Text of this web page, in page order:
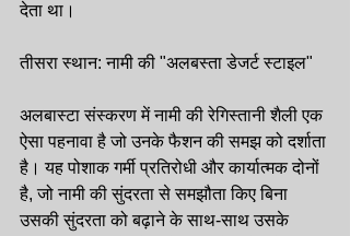
देता था।
तीसरा स्थान: नामी की "अलबस्ता डेजर्ट स्टाइल"
अलबास्टा संस्करण में नामी की रेगिस्तानी शैली एक
ऐसा पहनावा है जो उनके फैशन की समझ को दर्शाता
है। यह पोशाक गर्मी प्रतिरोधी और कार्यात्मक दोनों
है, जो नामी की सुंदरता से समझौता किए बिना
उसकी सुंदरता को बढ़ाने के साथ-साथ उसके